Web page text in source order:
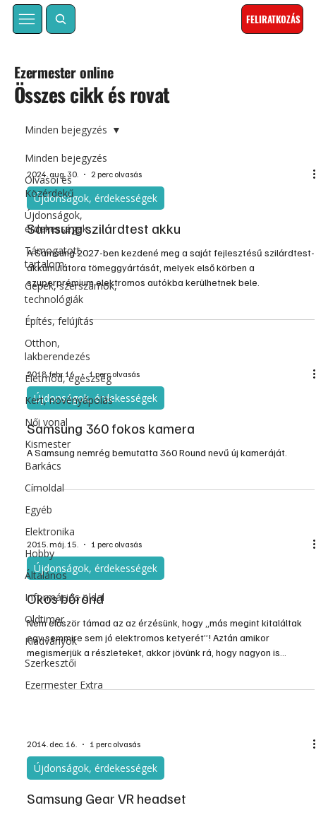
FELIRATKOZÁS
Összes cikk és rovat
Ezermester online
Minden bejegyzés
Olvasói és
Közérdekű
Újdonságok,
érdekességek
Támogatott
tartalom
Gépek, szerszámok,
technológiák
Építés, felújítás
Otthon,
lakberendezés
Életmód, egészség
Kert, növényápolás
Női vonal
Kismester
Barkács
Címoldal
Egyéb
Elektronika
Hobby
Általános
Információs oldal
Oldtimer
Kiadványok
Szerkesztői
Ezermester Extra
Minden bejegyzés
2024. aug. 30. 2 perc olvasás
Újdonságok, érdekességek
Samsung szilárdtest akku
A Samsung 2027-ben kezdené meg a saját fejlesztésű szilárdtest-
akkumulátora tömeggyártását, melyek első körben a
szuperprémium elektromos autókba kerülhetnek bele.
2018. febr. 16. 1 perc olvasás
Újdonságok, érdekességek
Samsung 360 fokos kamera
A Samsung nemrég bemutatta 360 Round nevű új kameráját.
2015. máj. 15. 1 perc olvasás
Újdonságok, érdekességek
Okos bőrönd
Nem először támad az az érzésünk, hogy „más megint kitaláltak
egy semmire sem jó elektromos ketyerét”! Aztán amikor
megismerjük a részleteket, akkor jövünk rá, hogy nagyon is
hasznos, célszerű eszközről van szó, ami igenis megkönnyíti
hétköznapjainkat. Így vagyunk az okosbőrönd koncepciójával is.
2014. dec. 16. 1 perc olvasás
Újdonságok, érdekességek
Samsung Gear VR headset